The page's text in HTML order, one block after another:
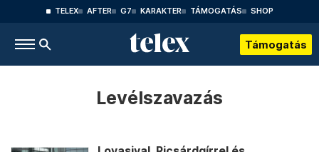
TELEX AFTER G7 KARAKTER TÁMOGATÁS SHOP
Támogatás
Levélszavazás